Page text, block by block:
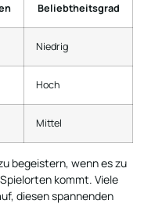
Beliebtheitsgrad
Niedrig
Hoch
Mittel
begeistern, wenn es zu
kommt. Viele
diesen spannenden